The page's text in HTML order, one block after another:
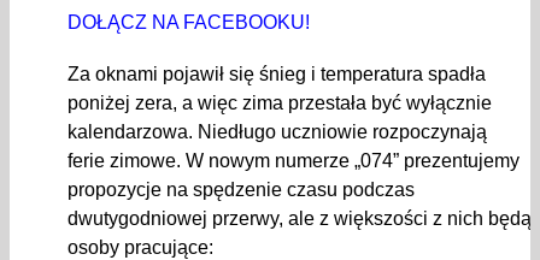
DOŁĄCZ NA FACEBOOKU!
Za oknami pojawił się śnieg i temperatura spadła
poniżej zera, a więc zima przestała być wyłącznie
kalendarzowa. Niedługo uczniowie rozpoczynają
ferie zimowe. W nowym numerze „074” prezentujemy
propozycje na spędzenie czasu podczas
dwutygodniowej przerwy, ale z większości z nich będą
osoby pracujące: